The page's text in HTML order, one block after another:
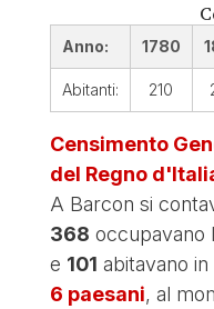
Anno: 1780
Abitanti: 210
Censimento
del Regno
A Barcon si
368 occupavano
e 101 abitavano in
6 paesani, al